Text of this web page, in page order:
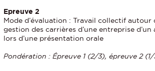
Epreuve 2
Mode d’évaluation : Travail collectif autour
gestion des carrières d’une entreprise
lors d’une présentation orale
Pondération : Épreuve 1 (2/3), épreuve 2 (1/